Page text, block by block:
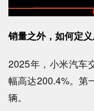
销量之外，如何定
2025年，小米汽车
幅高达200.4%。第
辆。